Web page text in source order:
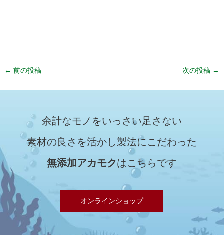
← 前の投稿 次の投稿 →
余計なモノをいっさい足さない
素材の良さを活かし製法にこだわった
無添加アカモクはこちらです
オンラインショップ